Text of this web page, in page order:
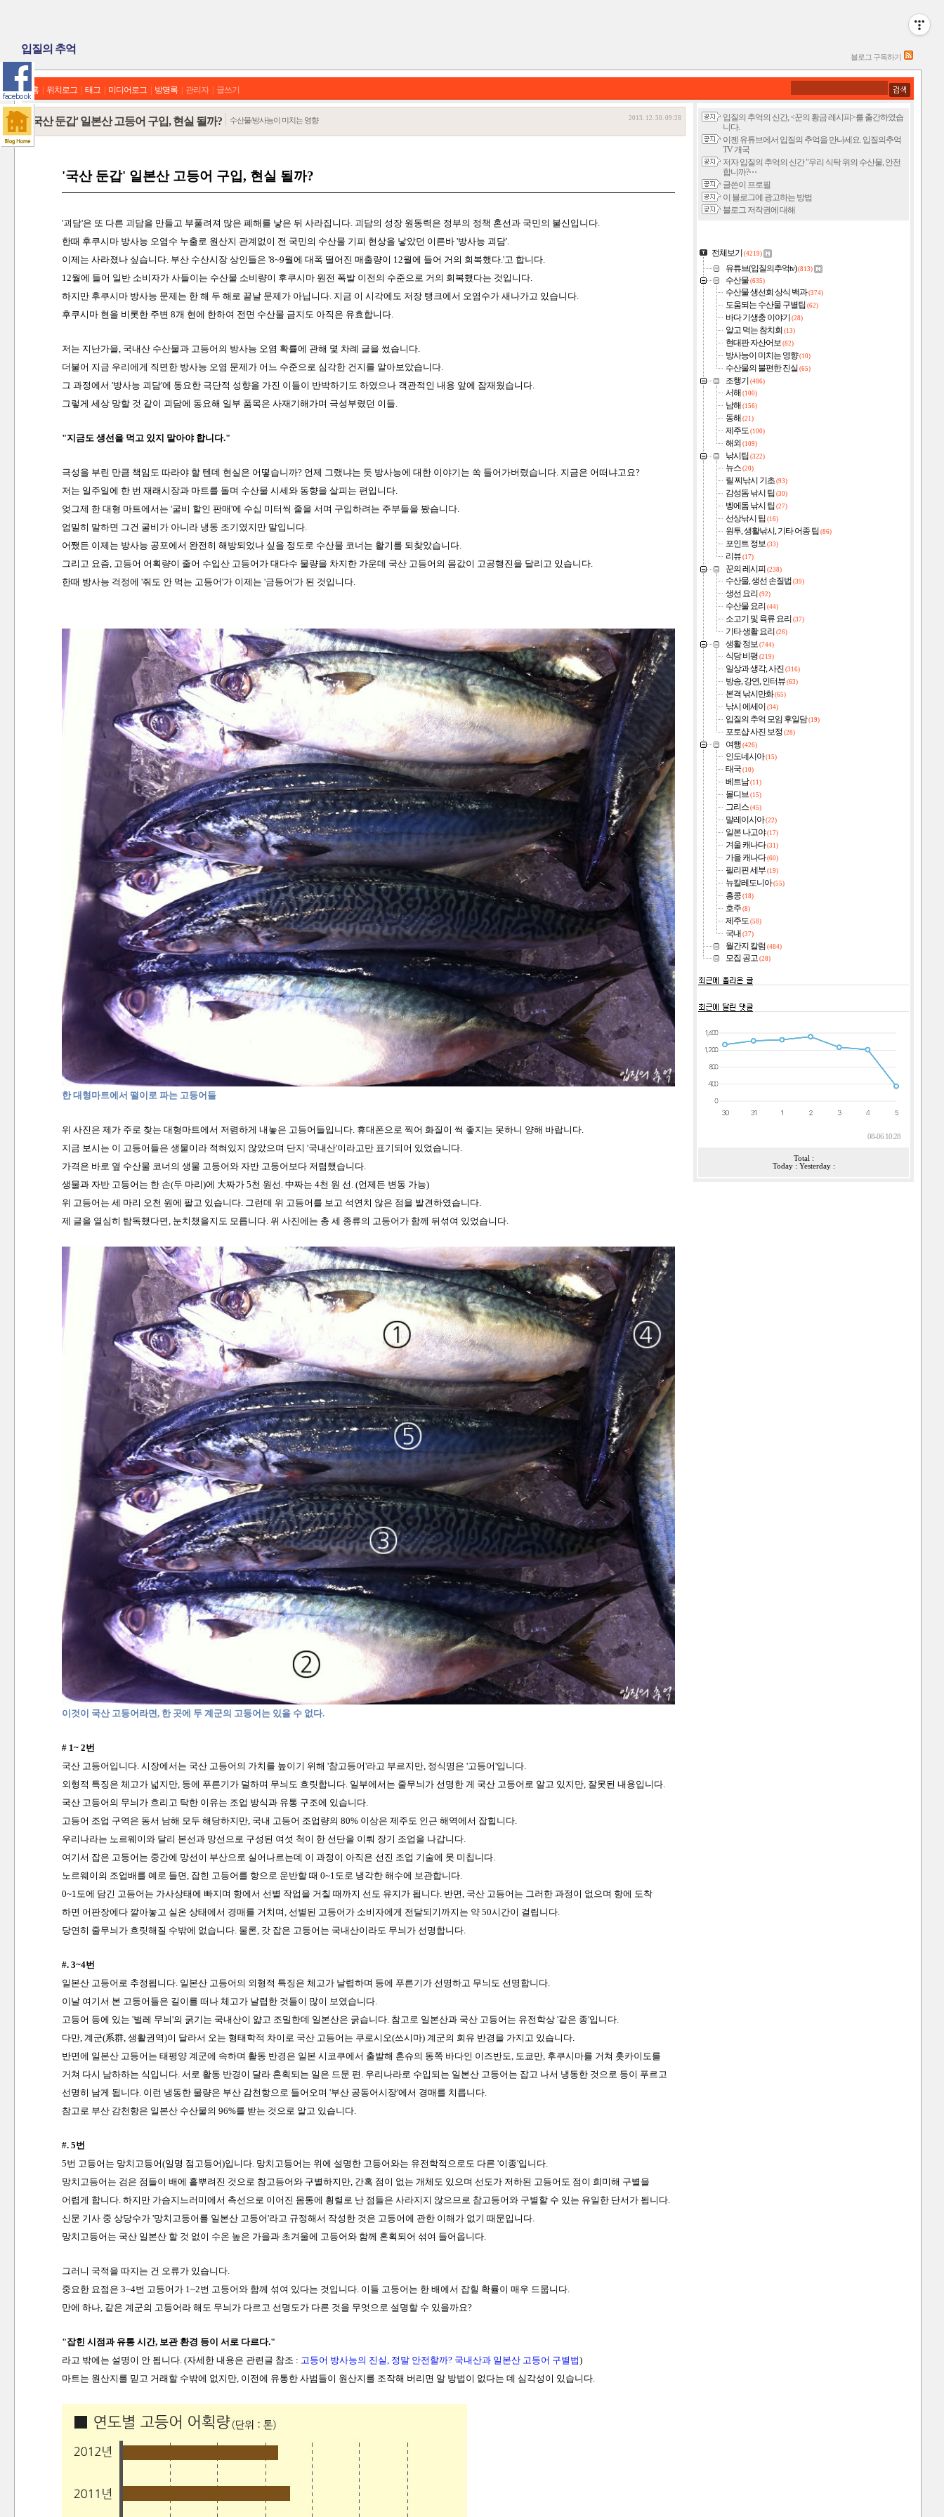
입질의 추억
블로그 구독하기
홈 위치로그 태그 미디어로그 방명록 관리자 글쓰기
'국산 둔갑' 일본산 고등어 구입, 현실 될까? 수산물/방사능이 미치는 영향 2013. 12. 30. 09:28
'국산 둔갑' 일본산 고등어 구입, 현실 될까?
'괴담'은 또 다른 괴담을 만들고 부풀려져 많은 폐해를 낳은 뒤 사라집니다. 괴담의 성장 원동력은 정부의 정책 혼선과 국민의 불신입니다.
한때 후쿠시마 방사능 오염수 누출로 원산지 관계없이 전 국민의 수산물 기피 현상을 낳았던 이른바 '방사능 괴담'.
이제는 사라졌나 싶습니다. 부산 수산시장 상인들은 '8~9월에 대폭 떨어진 매출량이 12월에 들어 거의 회복했다.'고 합니다.
12월에 들어 일반 소비자가 사들이는 수산물 소비량이 후쿠시마 원전 폭발 이전의 수준으로 거의 회복했다는 것입니다.
하지만 후쿠시마 방사능 문제는 한 해 두 해로 끝날 문제가 아닙니다. 지금 이 시각에도 저장 탱크에서 오염수가 새나가고 있습니다.
후쿠시마 현을 비롯한 주변 8개 현에 한하여 전면 수산물 금지도 아직은 유효합니다.
저는 지난가을, 국내산 수산물과 고등어의 방사능 오염 확률에 관해 몇 차례 글을 썼습니다.
더불어 지금 우리에게 직면한 방사능 오염 문제가 어느 수준으로 심각한 건지를 알아보았습니다.
그 과정에서 '방사능 괴담'에 동요한 극단적 성향을 가진 이들이 반박하기도 하였으나 객관적인 내용 앞에 잠재웠습니다.
그렇게 세상 망할 것 같이 괴담에 동요해 일부 품목은 사재기해가며 극성부렸던 이들.
"지금도 생선을 먹고 있지 말아야 합니다."
극성을 부린 만큼 책임도 따라야 할 텐데 현실은 어떻습니까? 언제 그랬냐는 듯 방사능에 대한 이야기는 쏙 들어가버렸습니다. 지금은 어떠냐고요?
저는 일주일에 한 번 재래시장과 마트를 돌며 수산물 시세와 동향을 살피는 편입니다.
엊그제 한 대형 마트에서는 '굴비 할인 판매'에 수십 미터씩 줄을 서며 구입하려는 주부들을 봤습니다.
엄밀히 말하면 그건 굴비가 아니라 냉동 조기였지만 말입니다.
어쨌든 이제는 방사능 공포에서 완전히 해방되었나 싶을 정도로 수산물 코너는 활기를 되찾았습니다.
그리고 요즘, 고등어 어획량이 줄어 수입산 고등어가 대다수 물량을 차지한 가운데 국산 고등어의 몸값이 고공행진을 달리고 있습니다.
한때 방사능 걱정에 '줘도 안 먹는 고등어'가 이제는 '금등어'가 된 것입니다.
한 대형마트에서 떨이로 파는 고등어들
위 사진은 제가 주로 찾는 대형마트에서 저렴하게 내놓은 고등어들입니다. 휴대폰으로 찍어 화질이 썩 좋지는 못하니 양해 바랍니다.
지금 보시는 이 고등어들은 생물이라 적혀있지 않았으며 단지 '국내산'이라고만 표기되어 있었습니다.
가격은 바로 옆 수산물 코너의 생물 고등어와 자반 고등어보다 저렴했습니다.
생물과 자반 고등어는 한 손(두 마리)에 大짜가 5천 원선. 中짜는 4천 원 선. (언제든 변동 가능)
위 고등어는 세 마리 오천 원에 팔고 있습니다. 그런데 위 고등어를 보고 석연치 않은 점을 발견하였습니다.
제 글을 열심히 탐독했다면, 눈치챘을지도 모릅니다. 위 사진에는 총 세 종류의 고등어가 함께 뒤섞여 있었습니다.
이것이 국산 고등어라면, 한 곳에 두 계군의 고등어는 있을 수 없다.
# 1~ 2번
국산 고등어입니다. 시장에서는 국산 고등어의 가치를 높이기 위해 '참고등어'라고 부르지만, 정식명은 '고등어'입니다.
외형적 특징은 체고가 넓지만, 등에 푸른기가 덜하며 무늬도 흐릿합니다. 일부에서는 줄무늬가 선명한 게 국산 고등어로 알고 있지만, 잘못된 내용입니다.
국산 고등어의 무늬가 흐리고 탁한 이유는 조업 방식과 유통 구조에 있습니다.
고등어 조업 구역은 동서 남해 모두 해당하지만, 국내 고등어 조업량의 80% 이상은 제주도 인근 해역에서 잡힙니다.
우리나라는 노르웨이와 달리 본선과 망선으로 구성된 여섯 척이 한 선단을 이뤄 장기 조업을 나갑니다.
여기서 잡은 고등어는 중간에 망선이 부산으로 실어나르는데 이 과정이 아직은 선진 조업 기술에 못 미칩니다.
노르웨이의 조업배를 예로 들면, 잡힌 고등어를 항으로 운반할 때 0~1도로 냉각한 해수에 보관합니다.
0~1도에 담긴 고등어는 가사상태에 빠지며 항에서 선별 작업을 거칠 때까지 선도 유지가 됩니다. 반면, 국산 고등어는 그러한 과정이 없으며 항에 도착
하면 어판장에다 깔아놓고 실온 상태에서 경매를 거치며, 선별된 고등어가 소비자에게 전달되기까지는 약 50시간이 걸립니다.
당연히 줄무늬가 흐릿해질 수밖에 없습니다. 물론, 갓 잡은 고등어는 국내산이라도 무늬가 선명합니다.
#. 3~4번
일본산 고등어로 추정됩니다. 일본산 고등어의 외형적 특징은 체고가 날렵하며 등에 푸른기가 선명하고 무늬도 선명합니다.
이날 여기서 본 고등어들은 길이를 떠나 체고가 날렵한 것들이 많이 보였습니다.
고등어 등에 있는 '벌레 무늬'의 굵기는 국내산이 얇고 조밀한데 일본산은 굵습니다. 참고로 일본산과 국산 고등어는 유전학상 '같은 종'입니다.
다만, 계군(系群, 생활권역)이 달라서 오는 형태학적 차이로 국산 고등어는 쿠로시오(쓰시마) 계군의 회유 반경을 가지고 있습니다.
반면에 일본산 고등어는 태평양 계군에 속하며 활동 반경은 일본 시코쿠에서 출발해 혼슈의 동쪽 바다인 이즈반도, 도쿄만, 후쿠시마를 거쳐 훗카이도를
거쳐 다시 남하하는 식입니다. 서로 활동 반경이 달라 혼획되는 일은 드문 편. 우리나라로 수입되는 일본산 고등어는 잡고 나서 냉동한 것으로 등이 푸르고
선명히 남게 됩니다. 이런 냉동한 물량은 부산 감천항으로 들어오며 '부산 공동어시장'에서 경매를 치릅니다.
참고로 부산 감천항은 일본산 수산물의 96%를 받는 것으로 알고 있습니다.
#. 5번
5번 고등어는 망치고등어(일명 점고등어)입니다. 망치고등어는 위에 설명한 고등어와는 유전학적으로도 다른 '이종'입니다.
망치고등어는 검은 점들이 배에 흩뿌려진 것으로 참고등어와 구별하지만, 간혹 점이 없는 개체도 있으며 선도가 저하된 고등어도 점이 희미해 구별을
어렵게 합니다. 하지만 가슴지느러미에서 측선으로 이어진 몸통에 횡렬로 난 점들은 사라지지 않으므로 참고등어와 구별할 수 있는 유일한 단서가 됩니다.
신문 기사 중 상당수가 '망치고등어를 일본산 고등어'라고 규정해서 작성한 것은 고등어에 관한 이해가 없기 때문입니다.
망치고등어는 국산 일본산 할 것 없이 수온 높은 가을과 초겨울에 고등어와 함께 혼획되어 섞여 들어옵니다.
그러니 국적을 따지는 건 오류가 있습니다.
중요한 요점은 3~4번 고등어가 1~2번 고등어와 함께 섞여 있다는 것입니다. 이들 고등어는 한 배에서 잡힐 확률이 매우 드뭅니다.
만에 하나, 같은 계군의 고등어라 해도 무늬가 다르고 선명도가 다른 것을 무엇으로 설명할 수 있을까요?
"잡힌 시점과 유통 시간, 보관 환경 등이 서로 다르다."
라고 밖에는 설명이 안 됩니다. (자세한 내용은 관련글 참조 : 고등어 방사능의 진실, 정말 안전할까? 국내산과 일본산 고등어 구별법)
마트는 원산지를 믿고 거래할 수밖에 없지만, 이전에 유통한 사범들이 원산지를 조작해 버리면 알 방법이 없다는 데 심각성이 있습니다.
입질의 추억의 신간, <꾼의 황금 레시피>를 출간하였습
니다.
이젠 유튜브에서 입질의 추억을 만나세요. 입질의추억
TV 개국
저자 입질의 추억의 신간 "우리 식탁 위의 수산물, 안전
합니까?⋯
글쓴이 프로필
이 블로그에 광고하는 방법
블로그 저작권에 대해
카테고리
전체보기 (4219)
유튜브(입질의추억tv)(813)
수산물 (635)
수산물 생선회 상식 백과(374)
도움되는 수산물 구별팁 (62)
바다 기생충 이야기 (28)
알고 먹는 참치회 (13)
현대판 자산어보 (82)
방사능이 미치는 영향(10)
수산물의 불편한 진실 (65)
조행기 (486)
서해 (100)
남해 (156)
동해 (21)
제주도 (100)
해외 (109)
낚시팁(322)
뉴스 (20)
릴 찌낚시 기초 (93)
감성돔 낚시 팁 (30)
벵에돔 낚시 팁 (27)
선상낚시 팁 (16)
원투, 생활낚시, 기타 어종 팁 (86)
포인트 정보 (33)
리뷰 (17)
꾼의 레시피 (238)
수산물, 생선 손질법 (39)
생선 요리 (92)
수산물 요리 (44)
소고기 및 육류 요리 (37)
기타 생활 요리 (26)
생활 정보 (744)
식당 비평 (219)
일상과 생각, 사진 (316)
방송, 강연, 인터뷰 (63)
본격 낚시만화(65)
낚시 에세이 (34)
입질의 추억 모임 후일담(19)
포토샵 사진 보정 (28)
여행 (426)
인도네시아(15)
태국 (10)
베트남(11)
몰디브 (15)
그리스 (45)
말레이시아(22)
일본 나고야(17)
겨울 캐나다(31)
가을 캐나다(60)
필리핀 세부 (19)
뉴칼레도니아(55)
홍콩 (18)
호주 (8)
제주도 (58)
국내 (37)
월간지 칼럼 (484)
모집 공고 (28)
최근에 올라온 글
최근에 달린 댓글
08-06 10:28
Total :
Today : Yesterday :